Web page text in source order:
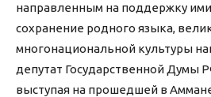
направленным на поддержку
сохранение родного языка,
многонациональной культуры
депутат Государственной Думы
выступая на прошедшей в